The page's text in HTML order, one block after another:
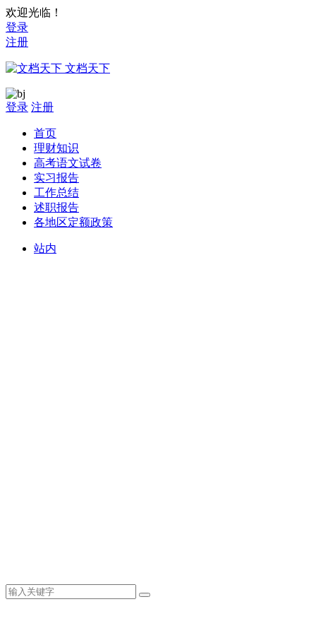
欢迎光临！
登录
注册
文档天下
登录 注册
首页
理财知识
高考语文试卷
实习报告
工作总结
述职报告
各地区定额政策
站内